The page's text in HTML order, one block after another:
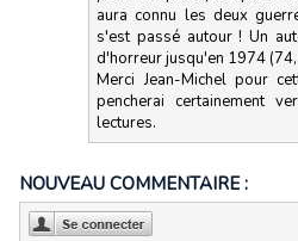
aura connu les deux
s'est passé autour ! Un
d'horreur jusqu'en 1974 (74,
Merci Jean-Michel pour
pencherai certainement
lectures.
NOUVEAU COMMENTAIRE :